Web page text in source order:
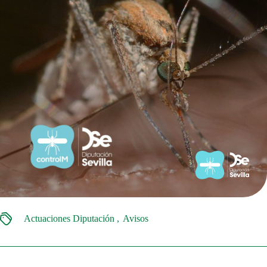
Actuaciones Diputación Avisos